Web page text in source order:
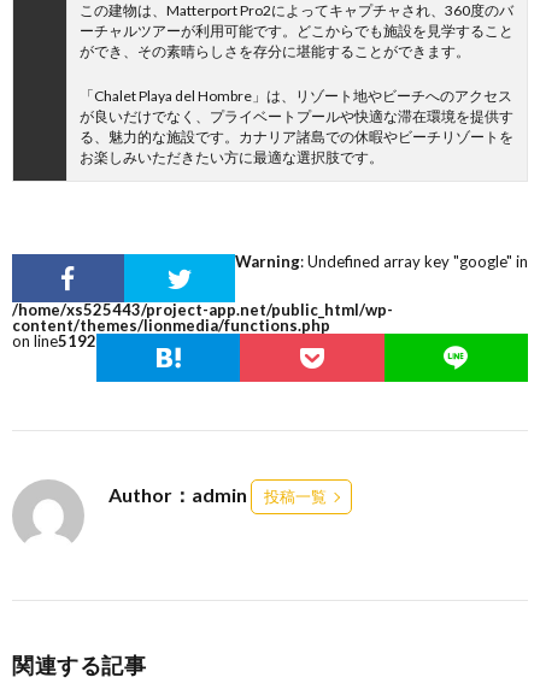
この建物は、Matterport Pro2によってキャプチャされ、360度のバ
ーチャルツアーが利用可能です。どこからでも施設を見学すること
ができ、その素晴らしさを存分に堪能することができます。
「Chalet Playa del Hombre」は、リゾート地やビーチへのアクセス
が良いだけでなく、プライベートプールや快適な滞在環境を提供す
る、魅力的な施設です。カナリア諸島での休暇やビーチリゾートを
お楽しみいただきたい方に最適な選択肢です。
Warning: Undefined array key "google" in
/home/xs525443/project-app.net/public_html/wp-
content/themes/lionmedia/functions.php
on line5192
Author：admin 投稿一覧
関連する記事